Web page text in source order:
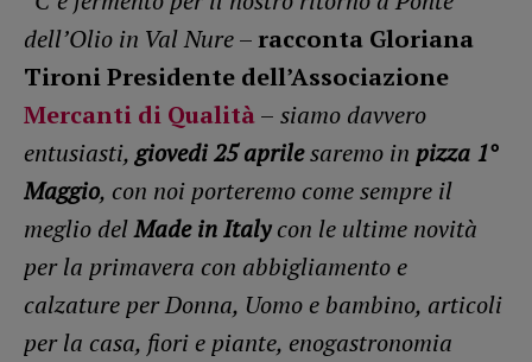
dell’Olio in Val Nure–racconta Gloriana
Tironi Presidente dell’Associazione
Mercanti di Qualità– siamo davvero
entusiasti,giovedi 25 aprilesaremo in pizza 1°
Maggio, con noi porteremo come sempre il
meglio delMade in Italycon le ultime novità
per la primavera con abbigliamento e
calzature per Donna, Uomo e bambino, articoli
per la casa, fiori e piante, enogastronomia